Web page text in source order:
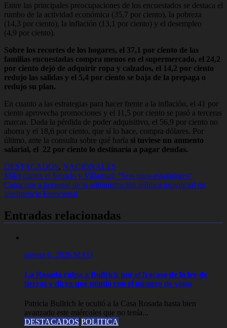
Entre las principales preocupaciones de los encuestados se destaca el
rumbo de la actividad económica (35,7 por ciento), la pobreza
(14,3 por ciento), la inflación (13,1 por ciento) y el desempleo
(4,9 por ciento).
Sobre los recortes de los hogares, el 37,1 por ciento de las
familias encuestadas compra menos en el supermercado, el 24,2
por ciento dejó de adquirir ropa y calzados, el 14,2 por ciento
redujo las salidas y el 5,4 por ciento se baja de la prepaga o
redujo su plan.
En cuanto a las estrategias para hacer frente a la inflación, el 41 por
ciento aprovecha promociones y el 11,5 por ciento se pasó a terceras
marcas. Dada la pérdida de poder adquisitivo, el 56,9 por ciento no
ahorra y el 18,6 por ciento, que sí lo hace, compra dólares. Por
último, ante la consulta sobre qué haría si tuviese un aumento
salarial, el 22 por ciento lo destinaría a pagar deudas.
DESTACADOS, NACIONALES
Navegación
de
Milei contra el Senado y Villarruel: “Son unos estafadores”
Capacitan a personal de la administración pública provincial en
Inteligencia Emocional
Entradas relacionadas
agosto 6, 2026 MAD
La Rosada culpa a Bullrich por el fracaso de la ley de
tierras y dicen que mintió con el número de votos
Patricia Bullrich le ocultó a la Casa Rosada hasta bien
avanzado este miércoles que no tenía...
DESTACADOS POLITICA